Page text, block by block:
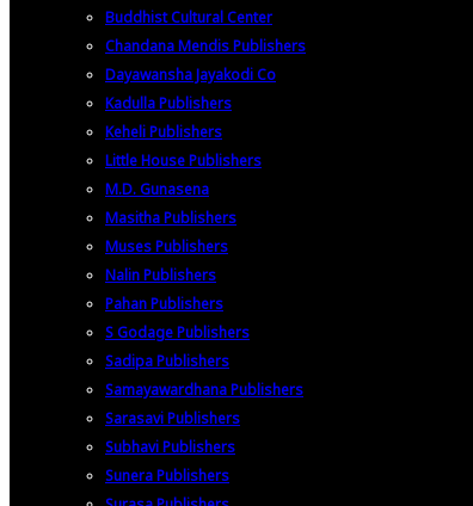
Buddhist Cultural Center
Chandana Mendis Publishers
Dayawansha Jayakodi Co
Kadulla Publishers
Keheli Publishers
Little House Publishers
M.D. Gunasena
Masitha Publishers
Muses Publishers
Nalin Publishers
Pahan Publishers
S Godage Publishers
Sadipa Publishers
Samayawardhana Publishers
Sarasavi Publishers
Subhavi Publishers
Sunera Publishers